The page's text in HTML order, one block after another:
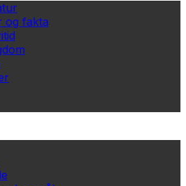
og fakta